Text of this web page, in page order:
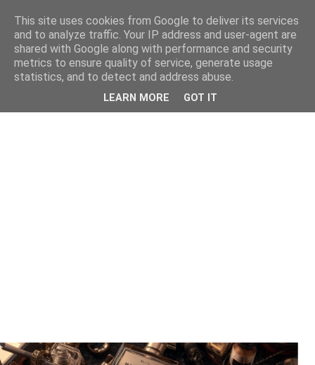
This site uses cookies from Google to deliver its services
and to analyze traffic. Your IP address and user-agent are
shared with Google along with performance and security
metrics to ensure quality of service, generate usage
statistics, and to detect and address abuse.
LEARN MORE GOT IT